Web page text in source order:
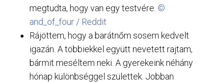
megtudta, hogy van egy testvére. ©
and_of_four / Reddit
Rájöttem, hogy a barátnőm sosem kedvelt
igazán. A többiekkel együtt nevetett rajtam,
bármit meséltem neki. A gyerekeink néhány
hónap különbséggel születtek. Jobban